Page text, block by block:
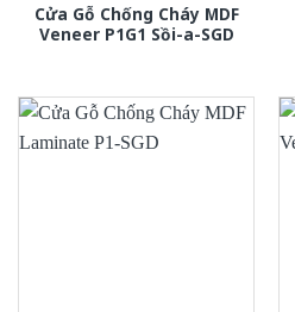
Cửa Gỗ Chống Cháy MDF
Veneer P1G1 Sồi-a-SGD